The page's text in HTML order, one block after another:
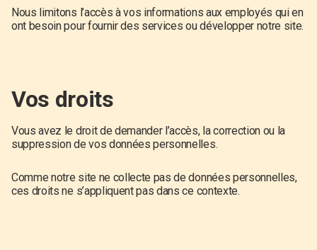
Nous limitons l’accès à vos informations aux employés qui en
ont besoin pour fournir des services ou développer notre site.
Vos droits
Vous avez le droit de demander l’accès, la correction ou la
suppression de vos données personnelles.
Comme notre site ne collecte pas de données personnelles,
ces droits ne s’appliquent pas dans ce contexte.